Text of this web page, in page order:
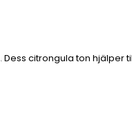
citrongula ton hjälper